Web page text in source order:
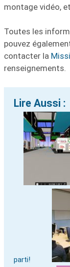
montage vidéo,
Toutes les
pouvez
contacter la
renseignements.
Lire Aussi :
parti!